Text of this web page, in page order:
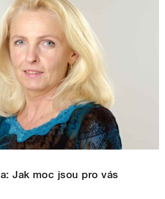
Jak moc jsou pro vás